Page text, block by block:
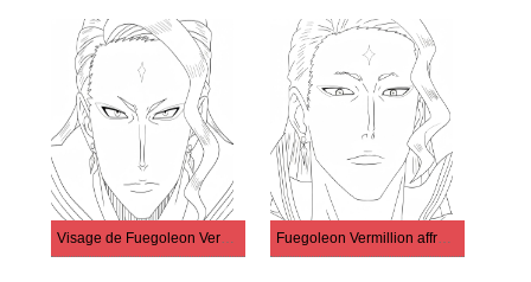
Visage de Fuegoleon Vermillion Fuegoleon Vermillion affronter